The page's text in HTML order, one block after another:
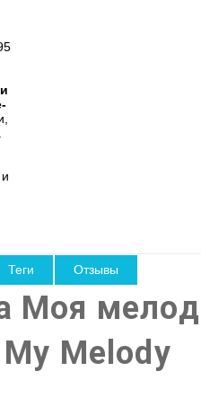
Теги Отзывы
Моя
Melody